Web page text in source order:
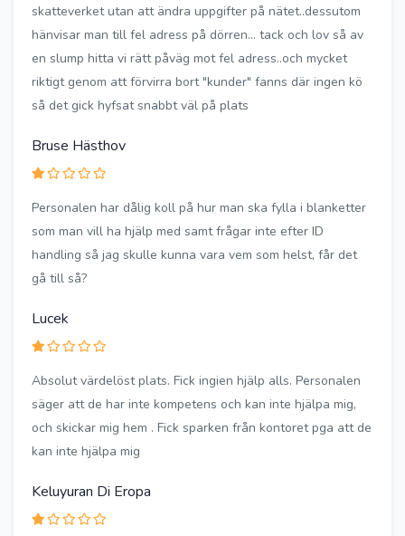
skatteverket utan att ändra uppgifter på nätet..dessutom
hänvisar man till fel adress på dörren... tack och lov så av
en slump hitta vi rätt påväg mot fel adress..och mycket
riktigt genom att förvirra bort "kunder" fanns där ingen kö
så det gick hyfsat snabbt väl på plats
Bruse Hästhov
Personalen har dålig koll på hur man ska fylla i blanketter
som man vill ha hjälp med samt frågar inte efter ID
handling så jag skulle kunna vara vem som helst, får det
gå till så?
Lucek
Absolut värdelöst plats. Fick ingien hjälp alls. Personalen
säger att de har inte kompetens och kan inte hjälpa mig,
och skickar mig hem . Fick sparken från kontoret pga att de
kan inte hjälpa mig
Keluyuran Di Eropa